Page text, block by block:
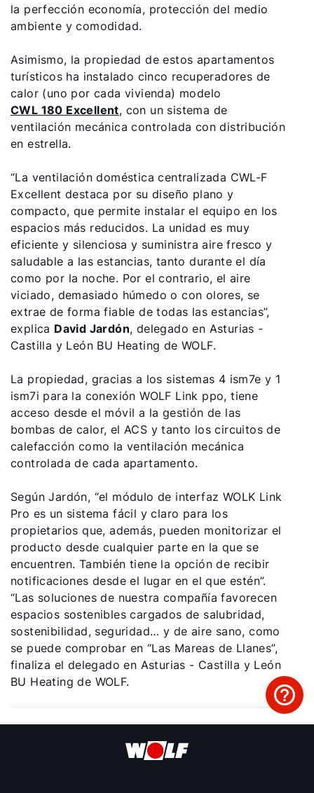
la perfección economía, protección del medio
ambiente y comodidad.
Asimismo, la propiedad de estos apartamentos
turísticos ha instalado cinco recuperadores de
calor (uno por cada vivienda) modelo
CWL 180 Excellent, con un sistema de
ventilación mecánica controlada con distribución
en estrella.
“La ventilación doméstica centralizada CWL-F
Excellent destaca por su diseño plano y
compacto, que permite instalar el equipo en los
espacios más reducidos. La unidad es muy
eficiente y silenciosa y suministra aire fresco y
saludable a las estancias, tanto durante el día
como por la noche. Por el contrario, el aire
viciado, demasiado húmedo o con olores, se
extrae de forma fiable de todas las estancias”,
explica David Jardón, delegado en Asturias -
Castilla y León BU Heating de WOLF.
La propiedad, gracias a los sistemas 4 ism7e y 1
ism7i para la conexión WOLF Link ppo, tiene
acceso desde el móvil a la gestión de las
bombas de calor, el ACS y tanto los circuitos de
calefacción como la ventilación mecánica
controlada de cada apartamento.
Según Jardón, “el módulo de interfaz WOLK Link
Pro es un sistema fácil y claro para los
propietarios que, además, pueden monitorizar el
producto desde cualquier parte en la que se
encuentren. También tiene la opción de recibir
notificaciones desde el lugar en el que estén”.
“Las soluciones de nuestra compañía favorecen
espacios sostenibles cargados de salubridad,
sostenibilidad, seguridad… y de aire sano, como
se puede comprobar en “Las Mareas de Llanes”,
finaliza el delegado en Asturias - Castilla y León
BU Heating de WOLF.